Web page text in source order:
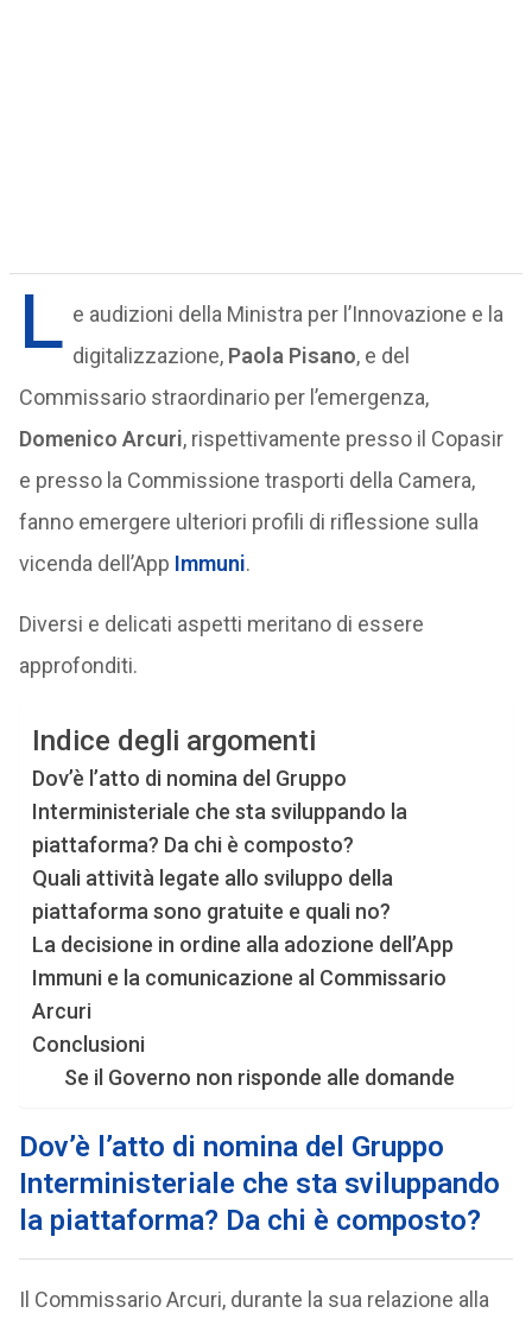
L e audizioni della Ministra per l’Innovazione e la
digitalizzazione, Paola Pisano, e del
Commissario straordinario per l’emergenza,
Domenico Arcuri, rispettivamente presso il Copasir
e presso la Commissione trasporti della Camera,
fanno emergere ulteriori profili di riflessione sulla
vicenda dell’App Immuni.
Diversi e delicati aspetti meritano di essere
approfonditi.
Indice degli argomenti
Dov’è l’atto di nomina del Gruppo
Interministeriale che sta sviluppando la
piattaforma? Da chi è composto?
Quali attività legate allo sviluppo della
piattaforma sono gratuite e quali no?
La decisione in ordine alla adozione dell’App
Immuni e la comunicazione al Commissario
Arcuri
Conclusioni
Se il Governo non risponde alle domande
Dov’è l’atto di nomina del Gruppo
Interministeriale che sta sviluppando
la piattaforma? Da chi è composto?
Il Commissario Arcuri, durante la sua relazione alla